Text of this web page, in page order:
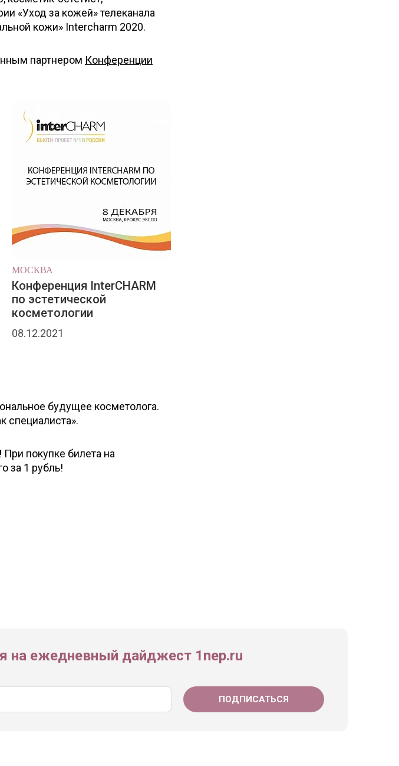
«Уход за кожей» телеканала
кожи» Intercharm 2020.
партнером Конференции
МОСКВА
Конференция InterCHARM
по эстетической
косметологии
08.12.2021
будущее косметолога.
специалиста».
покупке билета на
за 1 рубль!
на ежедневный дайджест 1nep.ru